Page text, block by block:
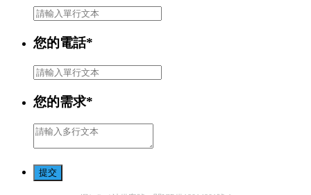
您的電話*
您的需求*
提交